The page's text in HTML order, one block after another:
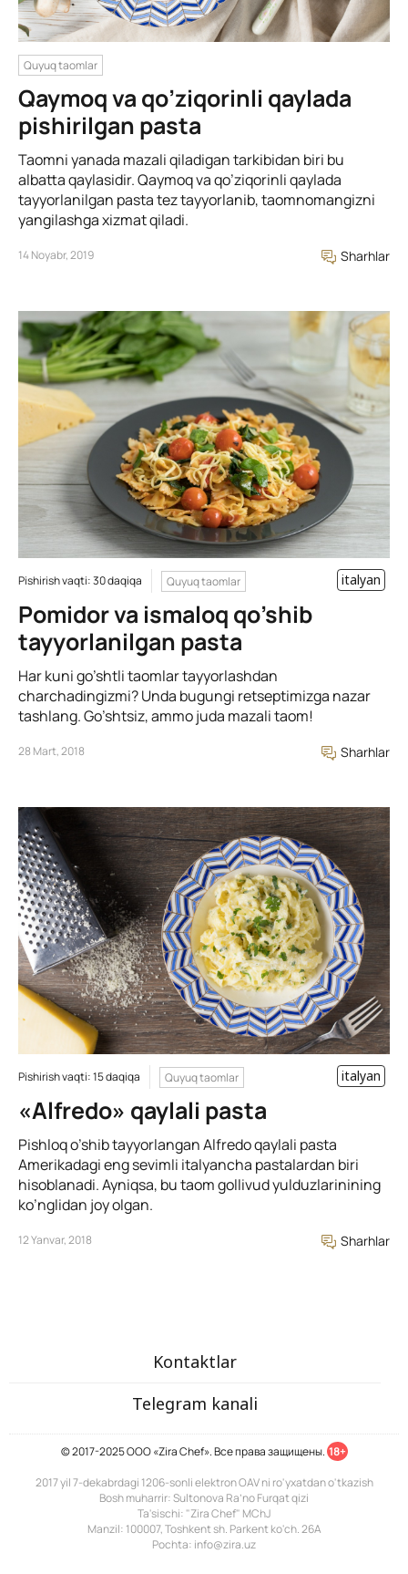
Quyuq taomlar
Qaymoq va qo’ziqorinli qaylada
pishirilgan pasta
Taomni yanada mazali qiladigan tarkibidan biri bu
albatta qaylasidir. Qaymoq va qo’ziqorinli qaylada
tayyorlanilgan pasta tez tayyorlanib, taomnomangizni
yangilashga xizmat qiladi.
14 Noyabr, 2019 Sharhlar
Pishirish vaqti: 30 daqiqa Quyuq taomlar italyan
Pomidor va ismaloq qo’shib
tayyorlanilgan pasta
Har kuni go’shtli taomlar tayyorlashdan
charchadingizmi? Unda bugungi retseptimizga nazar
tashlang. Go’shtsiz, ammo juda mazali taom!
28 Mart, 2018 Sharhlar
Pishirish vaqti: 15 daqiqa Quyuq taomlar italyan
«Alfredo» qaylali pasta
Pishloq o’shib tayyorlangan Alfredo qaylali pasta
Amerikadagi eng sevimli italyancha pastalardan biri
hisoblanadi. Ayniqsa, bu taom gollivud yulduzlarinining
ko’nglidan joy olgan.
12 Yanvar, 2018 Sharhlar
Kontaktlar
Telegram kanali
© 2017-2025 ООО «Zira Chef». Все права защищены. 18+
2017 yil 7-dekabrdagi 1206-sonli elektron OAV ni ro'yxatdan o'tkazish
Bosh muharrir: Sultonova Ra’no Furqat qizi
Ta'sischi: "Zira Chef" MChJ
Manzil: 100007, Toshkent sh. Parkent ko'ch. 26A
Pochta: info@zira.uz